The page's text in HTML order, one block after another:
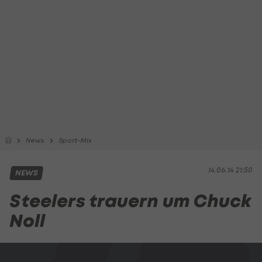
News Sport-Mix
14.06.14 21:50
NEWS
Steelers trauern um Chuck
Noll